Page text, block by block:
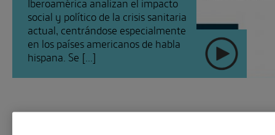
social y político de la crisis sanitaria
actual, centrándose especialmente
en los países americanos de habla
hispana. Se [...]